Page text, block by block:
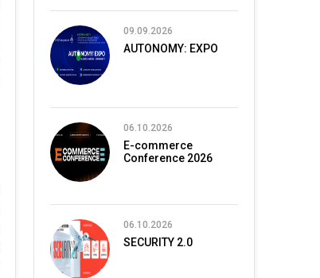
09.09.2026
AUTONOMY: EXPO
06.10.2026
E-commerce
Conference 2026
06.10.2026
SECURITY 2.0